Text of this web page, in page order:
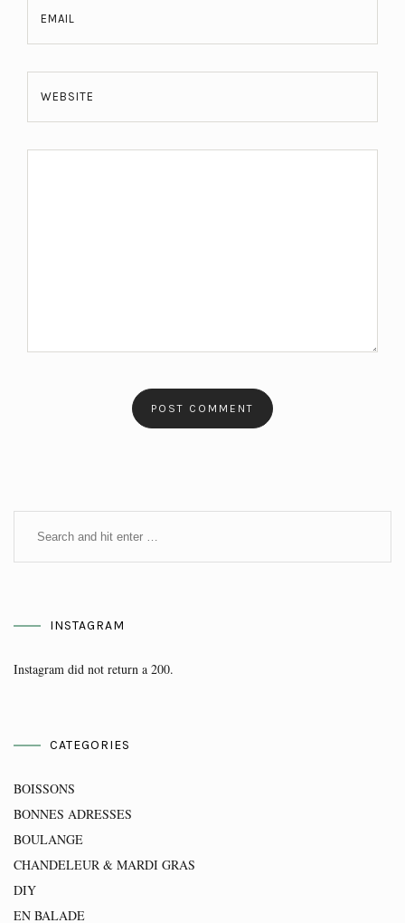
EMAIL
WEBSITE
INSTAGRAM
Instagram did not return a 200.
CATEGORIES
BOISSONS
BONNES ADRESSES
BOULANGE
CHANDELEUR & MARDI GRAS
DIY
EN BALADE